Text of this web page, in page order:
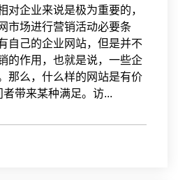
对企业来说是极为重要的，
市场进行营销活动必要条
自己的企业网站，但是并不
的作用，也就是说，一些企
那么，什么样的网站是有价
带来某种满足。访...